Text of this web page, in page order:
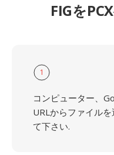
FIGを
1
コンピューター、
URLからファイル
て下さい.